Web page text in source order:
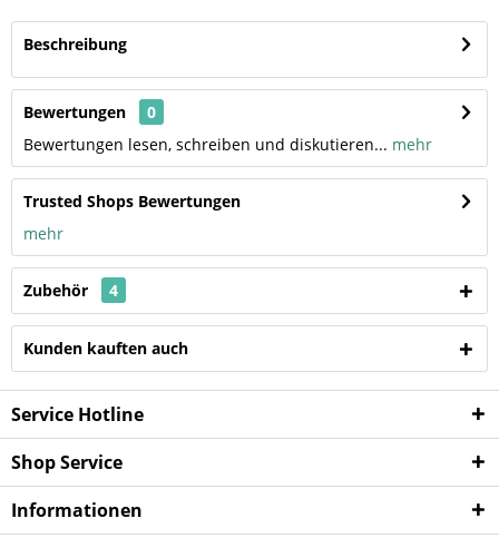
Beschreibung
Bewertungen
0
Bewertungen lesen, schreiben und diskutieren... mehr
Trusted Shops Bewertungen
mehr
Zubehör 4
Kunden kauften auch
Service Hotline
Shop Service
Informationen